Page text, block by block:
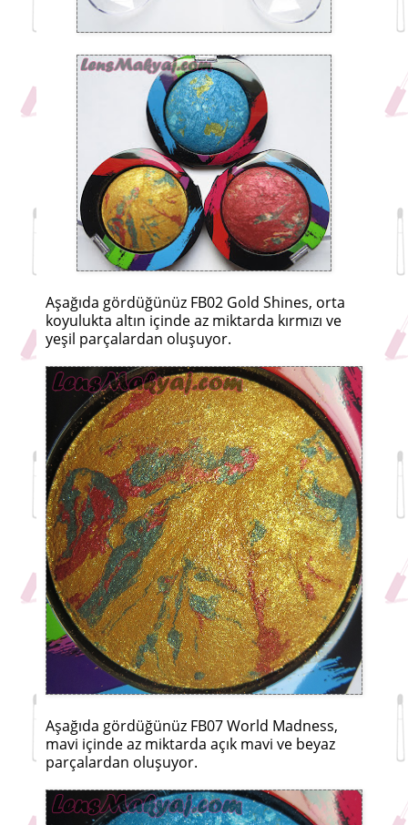
Aşağıda gördüğünüz FB02 Gold Shines, orta
koyulukta altın içinde az miktarda kırmızı ve
yeşil parçalardan oluşuyor.
Aşağıda gördüğünüz FB07 World Madness,
mavi içinde az miktarda açık mavi ve beyaz
parçalardan oluşuyor.